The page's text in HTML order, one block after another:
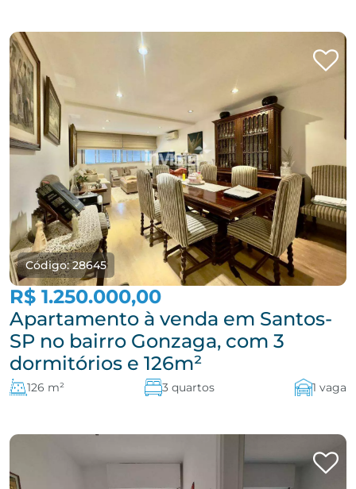
Código: 28645
R$ 1.250.000,00
Apartamento à venda em Santos-
SP no bairro Gonzaga, com 3
dormitórios e 126m²
126 m² 3 quartos 1 vaga